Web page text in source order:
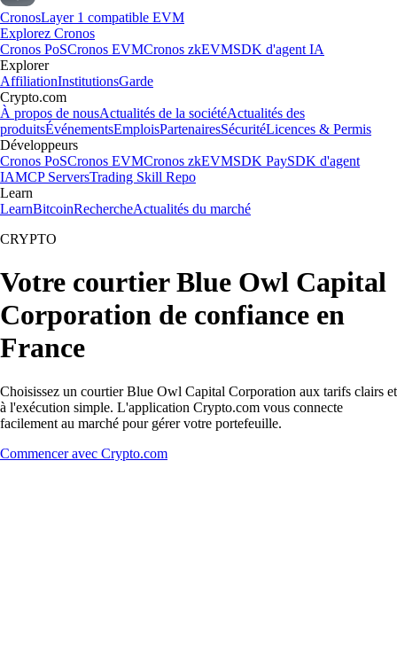
CronosLayer 1 compatible EVM
Explorez Cronos
Cronos PoSCronos EVMCronos zkEVMSDK d'agent IA
Explorer
AffiliationInstitutionsGarde
Crypto.com
À propos de nousActualités de la sociétéActualités des
produitsÉvénementsEmploisPartenairesSécuritéLicences & Permis
Développeurs
Cronos PoSCronos EVMCronos zkEVMSDK PaySDK d'agent
IAMCP ServersTrading Skill Repo
Learn
LearnBitcoinRechercheActualités du marché
CRYPTO
Votre courtier Blue Owl Capital
Corporation de confiance en
France
Choisissez un courtier Blue Owl Capital Corporation aux tarifs clairs et
à l'exécution simple. L'application Crypto.com vous connecte
facilement au marché pour gérer votre portefeuille.
Commencer avec Crypto.com